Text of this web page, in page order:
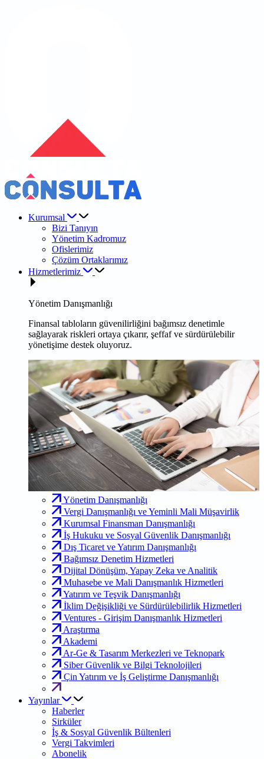
Kurumsal
Bizi Tanıyın
Yönetim Kadromuz
Ofislerimiz
Çözüm Ortaklarımız
Hizmetlerimiz
Yönetim Danışmanlığı
Finansal tabloların güvenilirliğini bağımsız denetimle
sağlayarak riskleri ortaya çıkarır, şeffaf ve sürdürülebilir
yönetişime destek oluyoruz.
Yönetim Danışmanlığı
Vergi Danışmanlığı ve Yeminli Mali Müşavirlik
Kurumsal Finansman Danışmanlığı
İş Hukuku ve Sosyal Güvenlik Danışmanlığı
Dış Ticaret ve Yatırım Danışmanlığı
Bağımsız Denetim Hizmetleri
Dijital Dönüşüm, Yapay Zeka ve Analitik
Muhasebe ve Mali Danışmanlık Hizmetleri
Yatırım ve Teşvik Danışmanlığı
İklim Değişikliği ve Sürdürülebilirlik Hizmetleri
Ventures - Girişim Danışmanlık Hizmetleri
Araştırma
Akademi
Ar-Ge & Tasarım Merkezleri ve Teknopark
Siber Güvenlik ve Bilgi Teknolojileri
Çin Yatırım ve İş Geliştirme Danışmanlığı
Yayınlar
Haberler
Sirküler
İş & Sosyal Güvenlik Bültenleri
Vergi Takvimleri
Abonelik